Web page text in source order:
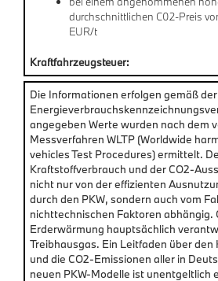
durchschnittlichen C02-Preis
EUR/t
Kraftfahrzeugsteuer:
Die Informationen erfolgen gemäß der
angegeben Werte wurden nach dem
Messverfahren WLTP (Worldwide
vehicles Test Procedures) ermittelt.
Kraftstoffverbrauch und der CO2-
nicht nur von der effizienten
durch den PKW, sondern auch vom
nichttechnischen Faktoren abhängig.
Erderwärmung hauptsächlich
Treibhausgas. Ein Leitfaden über
und die CO2-Emissionen aller in
neuen PKW-Modelle ist unentgeltlich